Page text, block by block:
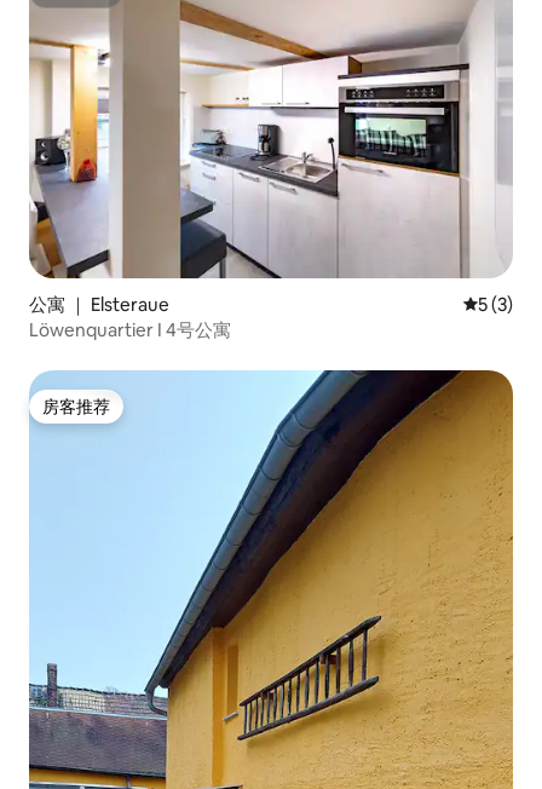
公寓 ｜ Elsteraue 平均评分
5 (3)
Löwenquartier I 4号公寓
房客推荐
房客推荐